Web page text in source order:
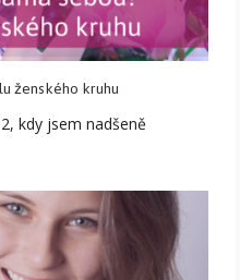
ženského kruhu
kdy jsem nadšeně